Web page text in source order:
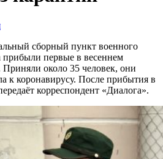
сборный пункт военного
прибыли первые в весеннем
около 35 человек, они
к коронавирусу. После прибытия в
корреспондент «Диалога».